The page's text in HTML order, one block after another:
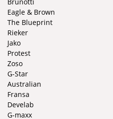
Brunotti
Eagle & Brown
The Blueprint
Rieker
Jako
Protest
Zoso
G-Star
Australian
Fransa
Develab
G-maxx